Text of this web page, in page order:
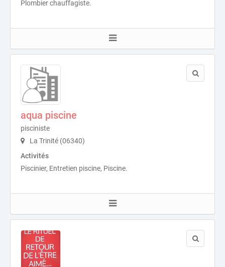
Plombier chauffagiste.
aqua piscine
pisciniste
La Trinité (06340)
Activités
Piscinier, Entretien piscine, Piscine.